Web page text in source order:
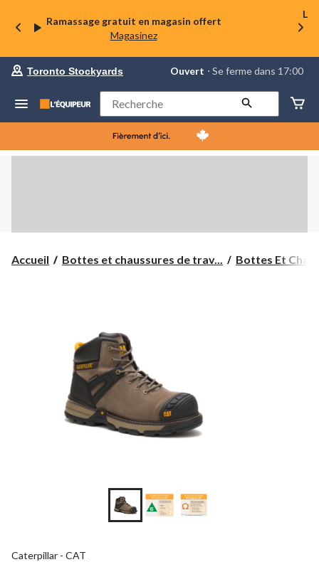
Ramassage gratuit en magasin offert
Magasinez
La
votre
préféré
Toronto
Stockyards,
courament
Ouvert,
Toronto Stockyards Ouvert ⋅ Se ferme dans 17:00
Rechercher
Accueil Bottes et chaussures de trav... Bottes Et
Caterpillar - CAT